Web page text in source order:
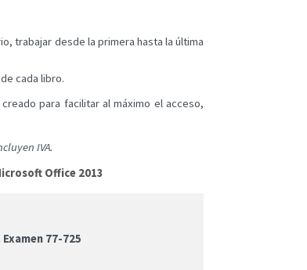
trabajar desde la primera hasta la última
cada libro.
para facilitar al máximo el acceso,
IVA.
Office 2013
77-725